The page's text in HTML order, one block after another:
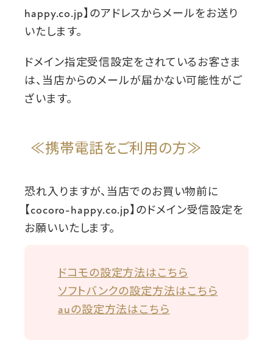
happy.co.jp】のアドレスからメールをお送り
いたします。
ドメイン指定受信設定をされているお客さま
は、当店からのメールが届かない可能性がご
ざいます。
≪携帯電話をご利用の方≫
恐れ入りますが、当店でのお買い物前に
【cocoro-happy.co.jp】のドメイン受信設定を
お願いいたします。
ドコモの設定方法はこちら
ソフトバンクの設定方法はこちら
auの設定方法はこちら